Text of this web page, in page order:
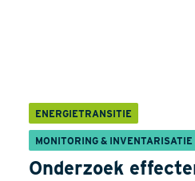
ENERGIETRANSITIE
MONITORING & INVENTARISATIE
Onderzoek